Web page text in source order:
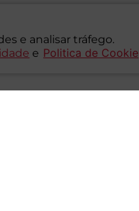
e analisar tráfego.
e Politica de Cookie